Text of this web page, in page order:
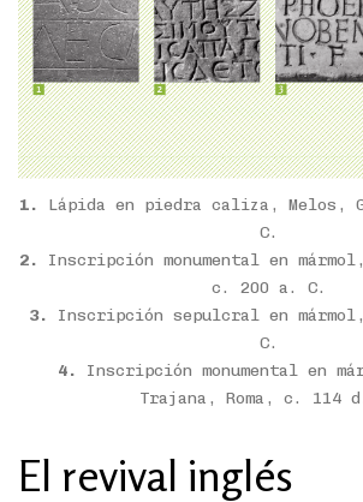
1.
Lápida en piedra caliza, Melos,
C.
2.
Inscripción monumental en
c. 200 a. C.
3.
Inscripción sepulcral en
C.
4.
Inscripción monumental en
Trajana, Roma, c. 114
El revival inglés